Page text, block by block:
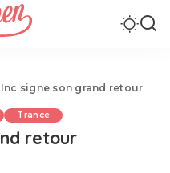
signe son grand retour
Trance
retour